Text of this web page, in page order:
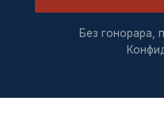
Без гонорара,